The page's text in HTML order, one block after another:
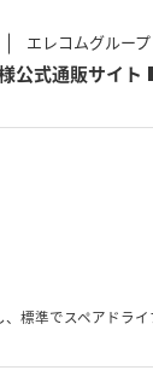
エレコムグループ
公式通販サイト
標準でスペアドライ